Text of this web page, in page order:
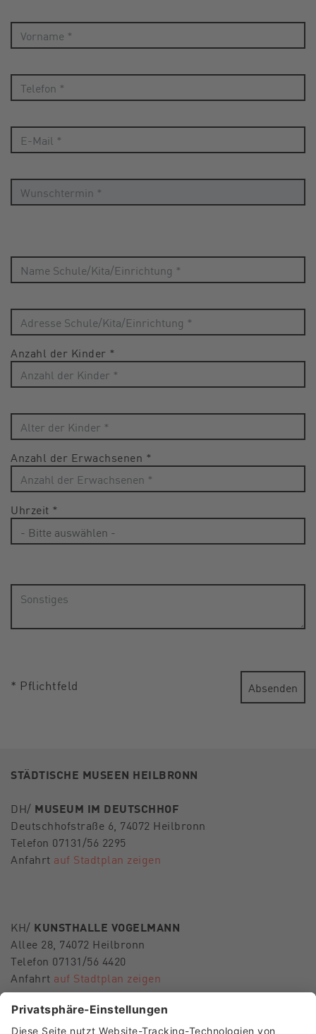
Anzahl der Kinder *
Anzahl der Erwachsenen *
Uhrzeit *
* Pflichtfeld Absenden
STÄDTISCHE MUSEEN HEILBRONN
DH/ MUSEUM IM DEUTSCHHOF
Deutschhofstraße 6, 74072 Heilbronn
Telefon 07131/56 2295
Anfahrt auf Stadtplan zeigen
KH/ KUNSTHALLE VOGELMANN
Allee 28, 74072 Heilbronn
Telefon 07131/56 4420
Anfahrt auf Stadtplan zeigen
E-Mailmuseen-hn@heilbronn.de